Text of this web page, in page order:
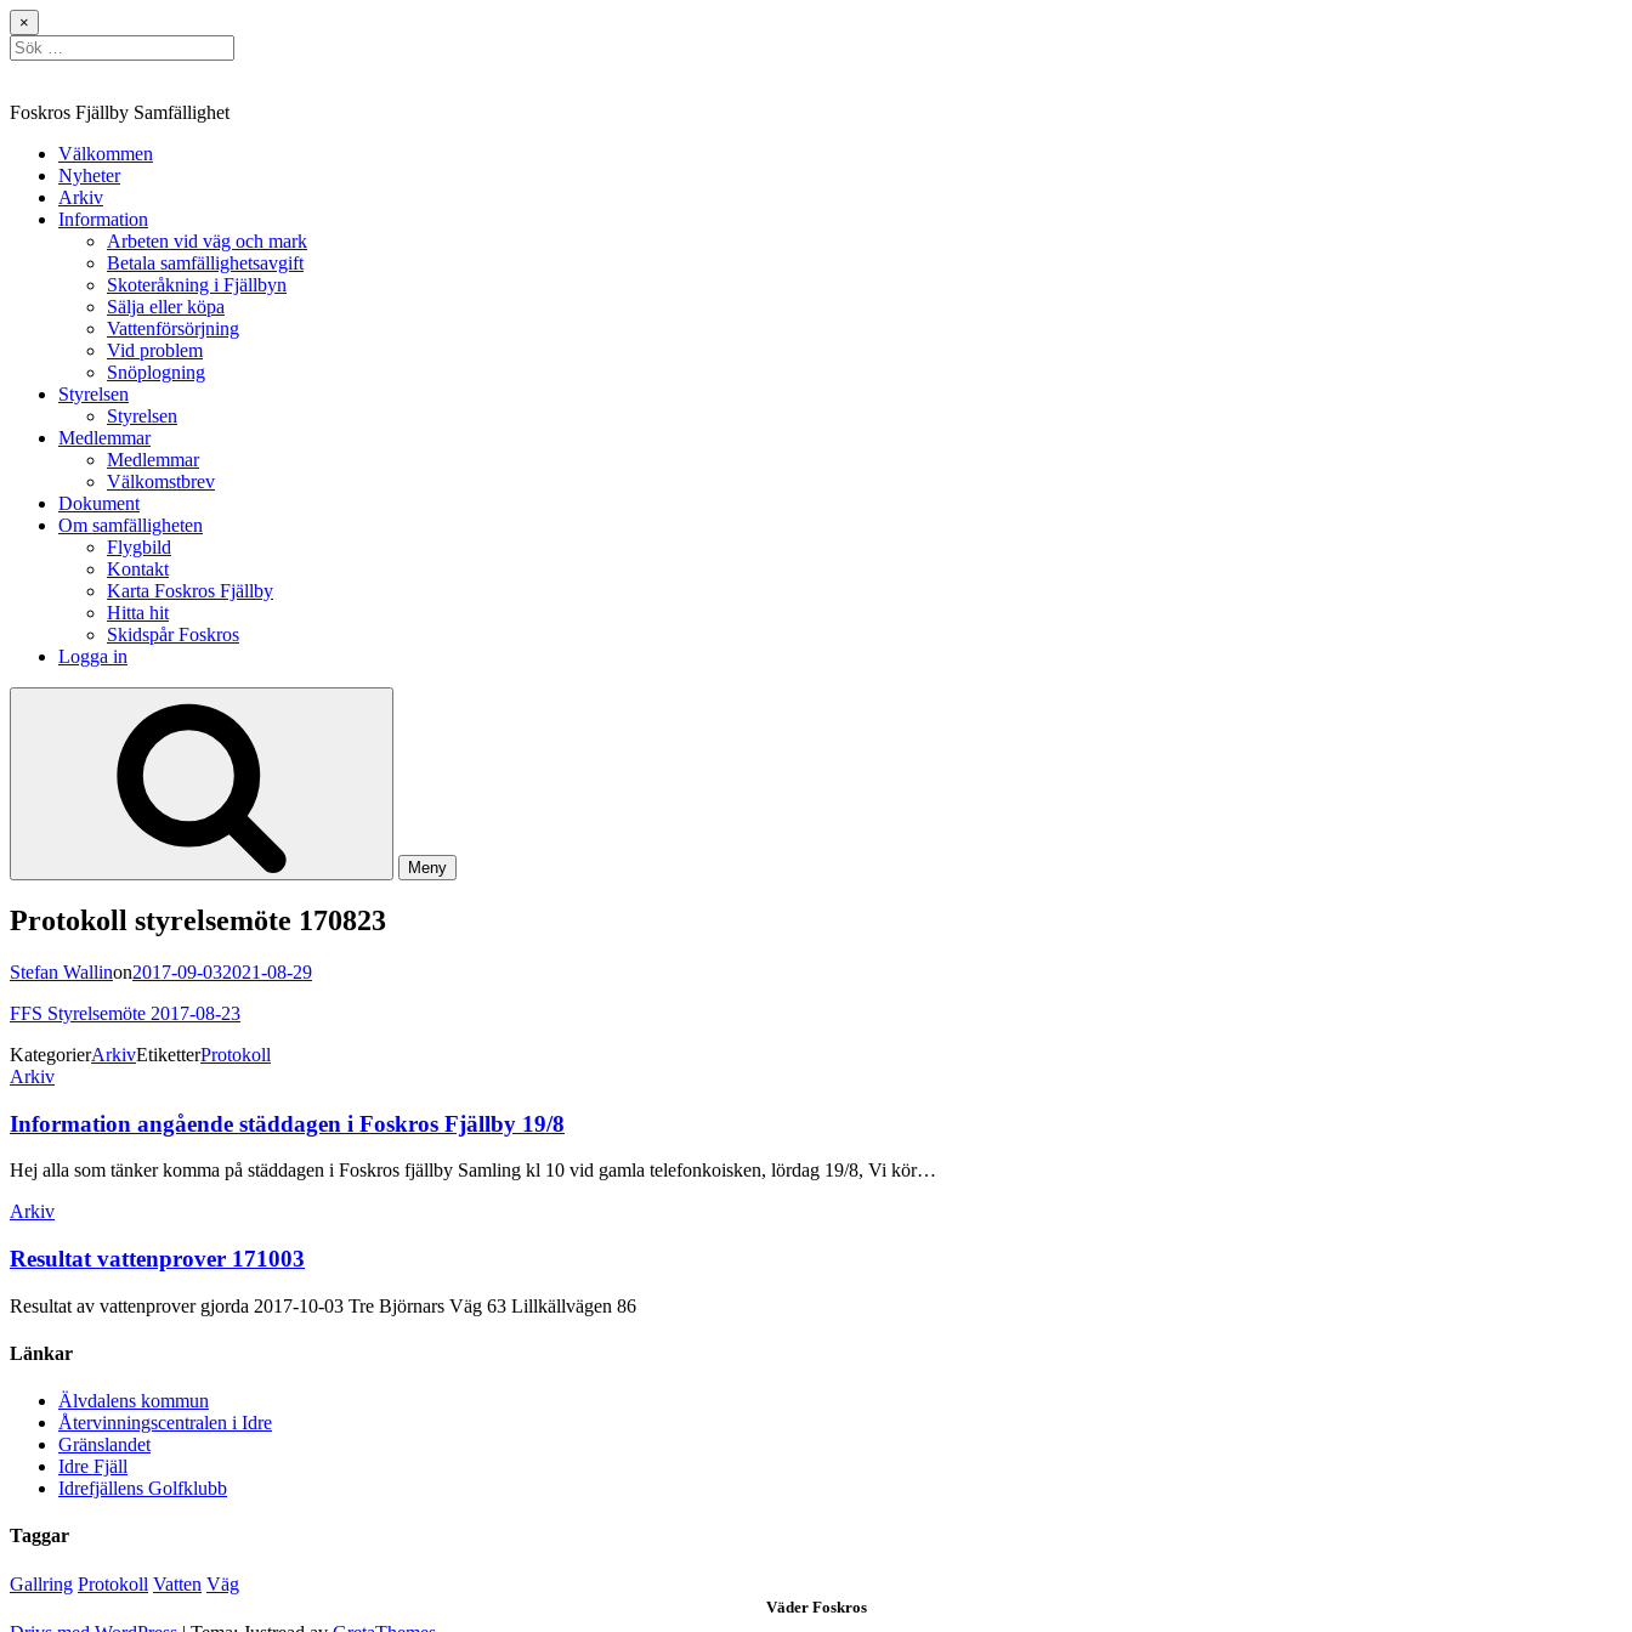
Hoppa
till
innehåll
×
Sök
efter:
Foskros Fjällby Samfällighet
Välkommen
Nyheter
Arkiv
Information
Arbeten vid väg och mark
Betala samfällighetsavgift
Skoteråkning i Fjällbyn
Sälja eller köpa
Vattenförsörjning
Vid problem
Snöplogning
Styrelsen
Styrelsen
Medlemmar
Medlemmar
Välkomstbrev
Dokument
Om samfälligheten
Flygbild
Kontakt
Karta Foskros Fjällby
Hitta hit
Skidspår Foskros
Logga in
Meny
Protokoll styrelsemöte 170823
Stefan Wallinon2017-09-032021-08-29
FFS Styrelsemöte 2017-08-23
KategorierArkivEtiketterProtokoll
Inläggsnavigering
Arkiv
Information angående städdagen i Foskros Fjällby 19/8
Hej alla som tänker komma på städdagen i Foskros fjällby Samling kl 10 vid gamla telefonkoisken, lördag 19/8, Vi kör…
Arkiv
Resultat vattenprover 171003
Resultat av vattenprover gjorda 2017-10-03 Tre Björnars Väg 63 Lillkällvägen 86
Länkar
Älvdalens kommun
Återvinningscentralen i Idre
Gränslandet
Idre Fjäll
Idrefjällens Golfklubb
Taggar
Gallring Protokoll Vatten Väg
Väder Foskros